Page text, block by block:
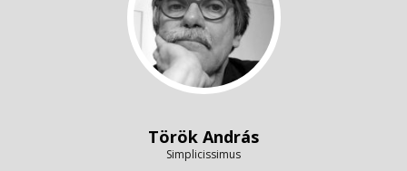
Török András
Simplicissimus